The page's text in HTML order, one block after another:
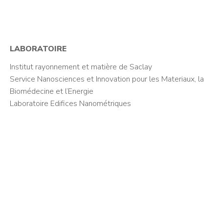
LABORATOIRE
Institut rayonnement et matière de Saclay
Service Nanosciences et Innovation pour les Materiaux, la
Biomédecine et l’Energie
Laboratoire Edifices Nanométriques